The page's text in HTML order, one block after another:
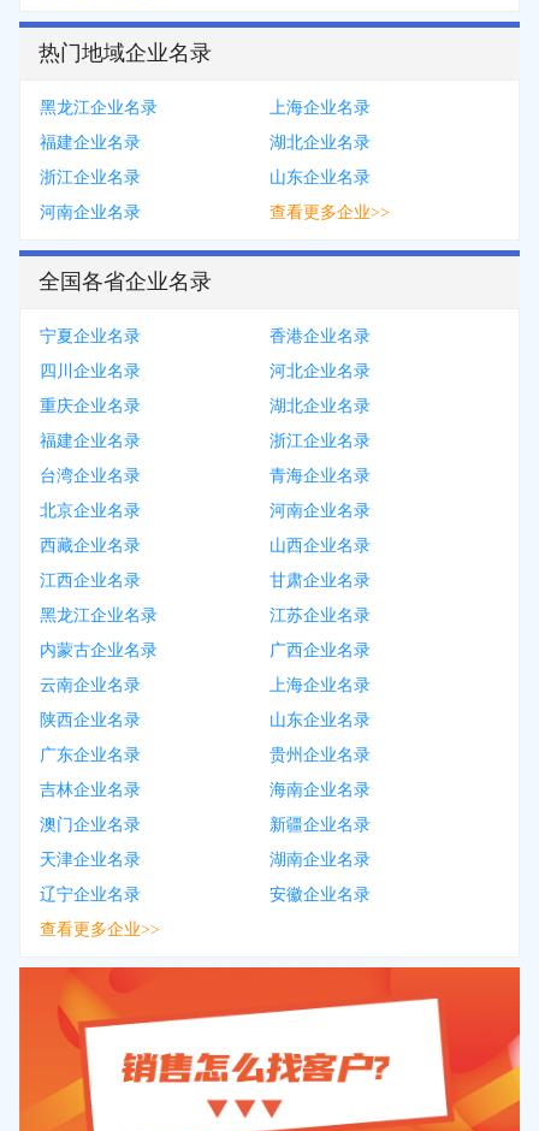
热门地域企业名录
黑龙江企业名录
上海企业名录
福建企业名录
湖北企业名录
浙江企业名录
山东企业名录
河南企业名录
查看更多企业>>
全国各省企业名录
宁夏企业名录
香港企业名录
四川企业名录
河北企业名录
重庆企业名录
湖北企业名录
福建企业名录
浙江企业名录
台湾企业名录
青海企业名录
北京企业名录
河南企业名录
西藏企业名录
山西企业名录
江西企业名录
甘肃企业名录
黑龙江企业名录
江苏企业名录
内蒙古企业名录
广西企业名录
云南企业名录
上海企业名录
陕西企业名录
山东企业名录
广东企业名录
贵州企业名录
吉林企业名录
海南企业名录
澳门企业名录
新疆企业名录
天津企业名录
湖南企业名录
辽宁企业名录
安徽企业名录
查看更多企业>>